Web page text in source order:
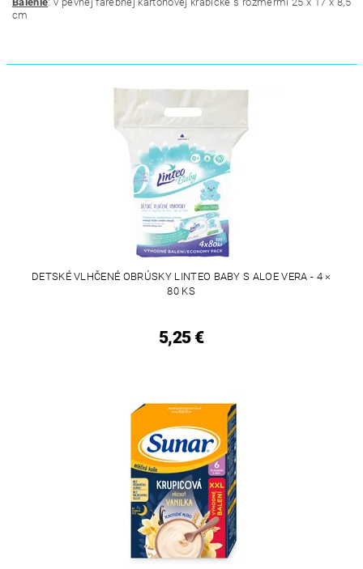
cm
DETSKÉ VLHČENÉ OBRÚSKY LINTEO BABY S ALOE VERA - 4 ×
80 KS
5,25 €